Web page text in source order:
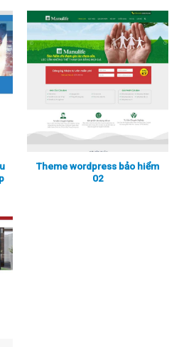
Xem thực tế Xem chi tiết
Theme wordpress bảo hiểm
02